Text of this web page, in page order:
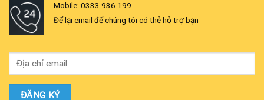
Mobile: 0333.936.199
Để lại email để chúng tôi có thễ hỗ trợ bạn